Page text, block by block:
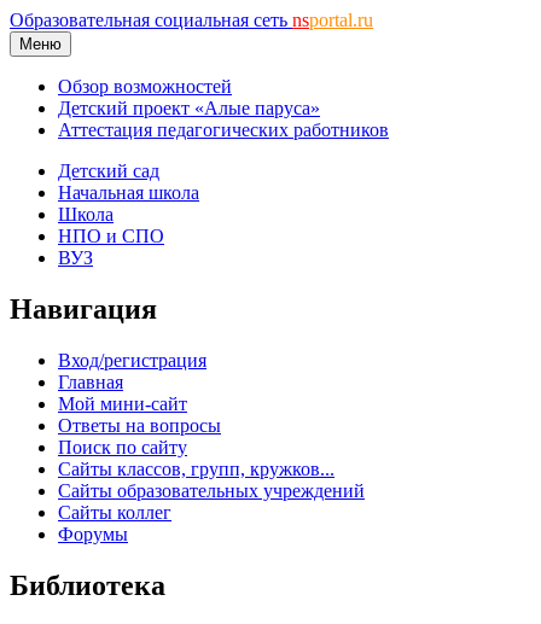
Образовательная социальная сеть nsportal.ru
Меню
Обзор возможностей
Детский проект «Алые паруса»
Аттестация педагогических работников
Детский сад
Начальная школа
Школа
НПО и СПО
ВУЗ
Навигация
Вход/регистрация
Главная
Мой мини-сайт
Ответы на вопросы
Поиск по сайту
Сайты классов, групп, кружков...
Сайты образовательных учреждений
Сайты коллег
Форумы
Библиотека